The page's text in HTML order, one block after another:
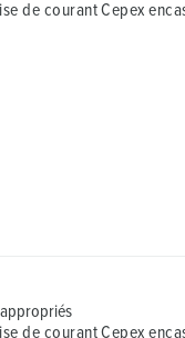
de courant Cepex
de courant Cepex